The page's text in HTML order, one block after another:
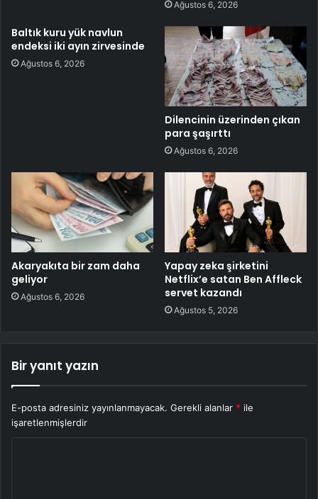
Ağustos 6, 2026
Baltık kuru yük navlun
endeksi iki ayın zirvesinde
Ağustos 6, 2026
Dilencinin üzerinden çıkan
para şaşırttı
Ağustos 6, 2026
Akaryakıta bir zam daha
geliyor
Ağustos 6, 2026
Yapay zeka şirketini
Netflix’e satan Ben Affleck
servet kazandı
Ağustos 5, 2026
Bir yanıt yazın
E-posta adresiniz yayınlanmayacak. Gerekli alanlar * ile
işaretlenmişlerdir